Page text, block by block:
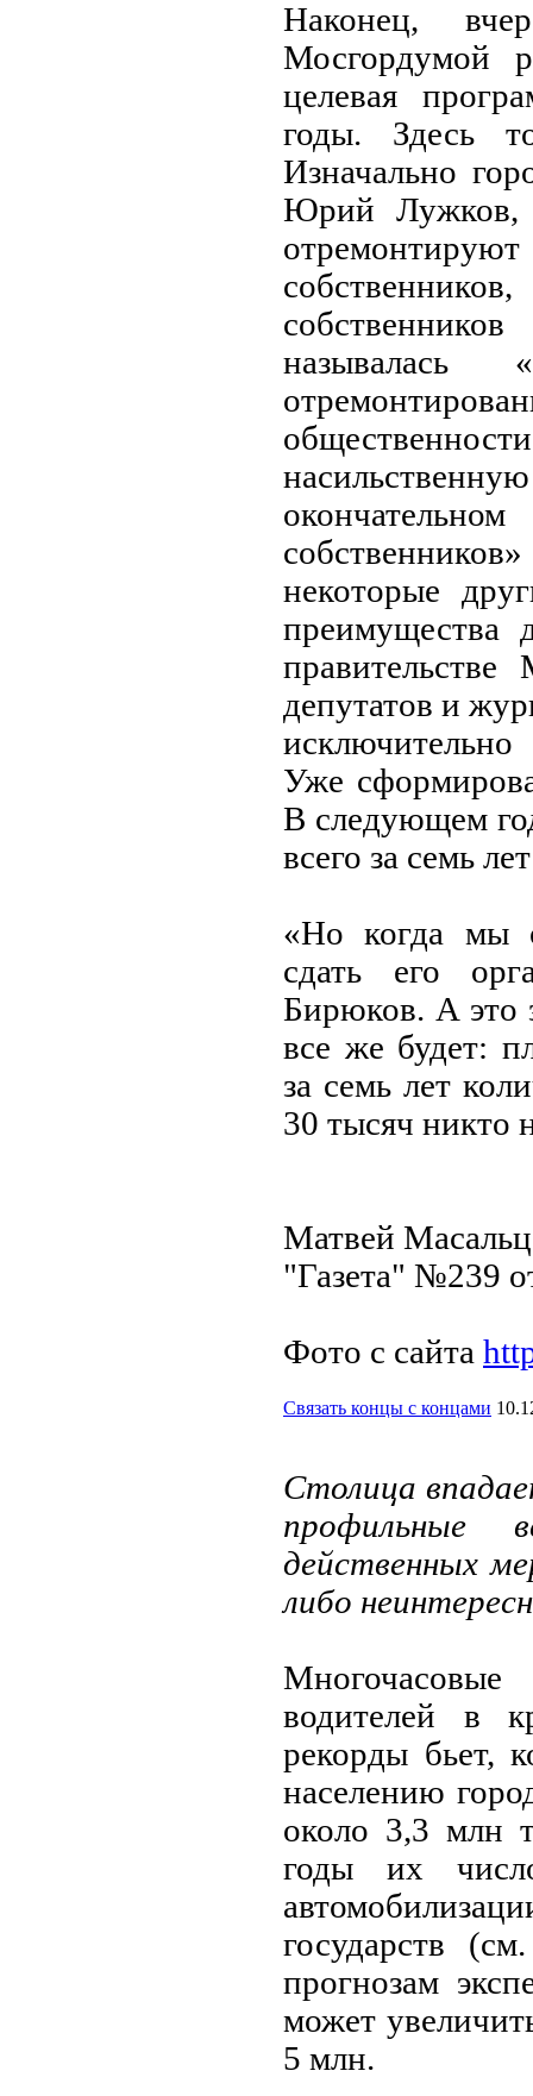
Наконец,
Мосгордумой
целевая
годы. Здесь
Изначально
Юрий Лужков,
называлась
некоторые
преимущества
депутатов и
Уже
В следующем
всего за семь
«Но когда мы
сдать его
Бирюков. А это
все же будет:
за семь лет
30 тысяч никто
Матвей
"Газета" №239
Фото с сайта
Связать концы с концами
Столица
профильные
действенных
либо
водителей в
рекорды бьет,
населению
около 3,3 млн
годы их
государств
прогнозам
может
5 млн.